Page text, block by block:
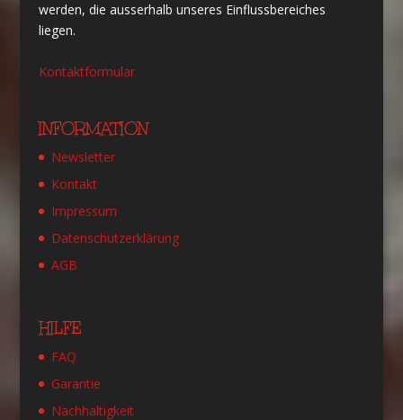
werden, die ausserhalb unseres Einflussbereiches
liegen.
Kontaktformular
INFORMATION
Newsletter
Kontakt
Impressum
Datenschutzerklärung
AGB
HILFE
FAQ
Garantie
Nachhaltigkeit